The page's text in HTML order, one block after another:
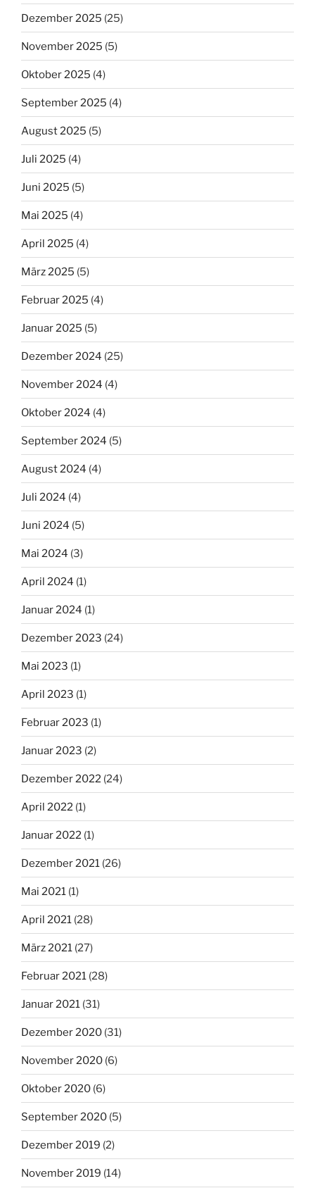
Dezember 2025 (25)
November 2025 (5)
Oktober 2025 (4)
September 2025 (4)
August 2025 (5)
Juli 2025 (4)
Juni 2025 (5)
Mai 2025 (4)
April 2025 (4)
März 2025 (5)
Februar 2025 (4)
Januar 2025 (5)
Dezember 2024 (25)
November 2024 (4)
Oktober 2024 (4)
September 2024 (5)
August 2024 (4)
Juli 2024 (4)
Juni 2024 (5)
Mai 2024 (3)
April 2024 (1)
Januar 2024 (1)
Dezember 2023 (24)
Mai 2023 (1)
April 2023 (1)
Februar 2023 (1)
Januar 2023 (2)
Dezember 2022 (24)
April 2022 (1)
Januar 2022 (1)
Dezember 2021 (26)
Mai 2021 (1)
April 2021 (28)
März 2021 (27)
Februar 2021 (28)
Januar 2021 (31)
Dezember 2020 (31)
November 2020 (6)
Oktober 2020 (6)
September 2020 (5)
Dezember 2019 (2)
November 2019 (14)